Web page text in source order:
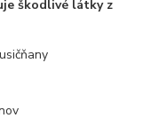
škodlivé látky z